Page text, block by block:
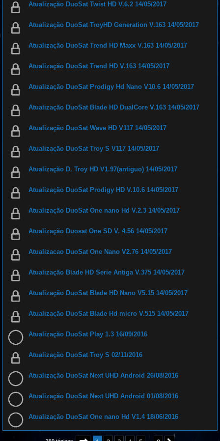
Atualização DuoSat Twist HD V.6.2 14/05/2017
Atualização DuoSat TroyHD Generation V.163 14/05/2017
Atualização DuoSat Trend HD Maxx V.163 14/05/2017
Atualização DuoSat Trend HD V.163 14/05/2017
Atualização DuoSat Prodigy Hd Nano V10.6 14/05/2017
Atualização DuoSat Blade HD DualCore V.163 14/05/2017
Atualização DuoSat Wave HD V117 14/05/2017
Atualização DuoSat Troy S V117 14/05/2017
Atualização D. Troy HD V1.97(antiguo) 14/05/2017
Atualização DuoSat Prodigy HD V.10.6 14/05/2017
Atualização DuoSat One nano Hd V.2.3 14/05/2017
Atualização Duosat One SD V. 4.56 14/05/2017
Atualizacao DuoSat One Nano V2.76 14/05/2017
Atualização Blade HD Serie Antiga V.375 14/05/2017
Atualização DuoSat Blade HD Nano V5.15 14/05/2017
Atualização DuoSat Blade Hd micro V.515 14/05/2017
Atualização DuoSat Play 1.3 16/09/2016
Atualização DuoSat Troy S 02/11/2016
Atualização DuoSat Next UHD Android 26/08/2016
Atualização DuoSat Next UHD Android 01/08/2016
Atualização DuoSat One nano Hd V1.4 18/06/2016